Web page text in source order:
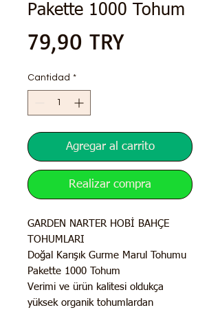
Pakette 1000 Tohum
79,90 TRYPrecio
Cantidad *
Agregar al carrito
Realizar compra
GARDEN NARTER HOBİ BAHÇE
TOHUMLARI
Doğal Karışık Gurme Marul Tohumu
Pakette 1000 Tohum
Verimi ve ürün kalitesi oldukça
yüksek organik tohumlardan